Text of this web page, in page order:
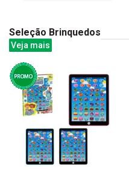
Seleção Brinquedos
Veja mais